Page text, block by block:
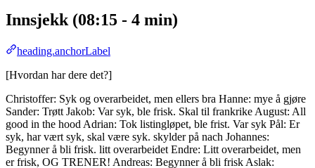
Innsjekk (08:15 - 4 min)
heading.anchorLabel
[Hvordan har dere det?]
Christoffer: Syk og overarbeidet, men ellers bra Hanne: mye å gjøre
Sander: Trøtt Jakob: Var syk, ble frisk. Skal til frankrike August: All
good in the hood Adrian: Tok listingløpet, ble frist. Var syk Pål: Er
syk, har vært syk, skal være syk. skylder på nach Johannes:
Begynner å bli frisk. litt overarbeidet Endre: Litt overarbeidet, men
er frisk, OG TRENER! Andreas: Begynner å bli frisk Aslak: